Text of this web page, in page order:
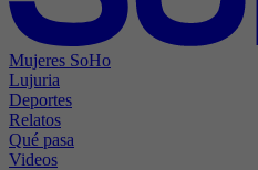
Mujeres SoHo
Lujuria
Deportes
Relatos
Qué pasa
Videos